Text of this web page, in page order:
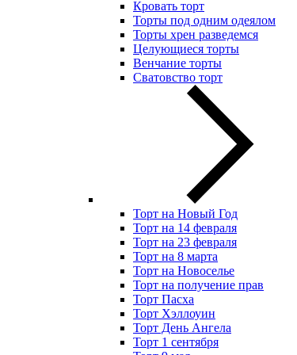
Кровать торт
Торты под одним одеялом
Торты хрен разведемся
Целующиеся торты
Венчание торты
Сватовство торт
Торт на Новый Год
Торт на 14 февраля
Торт на 23 февраля
Торт на 8 марта
Торт на Новоселье
Торт на получение прав
Торт Пасха
Торт Хэллоуин
Торт День Ангела
Торт 1 сентября